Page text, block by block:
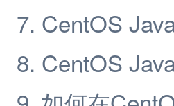
CentOS
CentOS